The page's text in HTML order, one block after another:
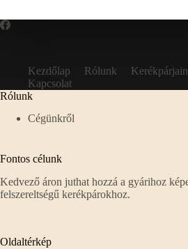
Kezdőlap Rólunk
Kapcsolat
Rólunk
Cégünkről
Fontos célunk
Kedvező áron juthat hozzá a gyárihoz
felszereltségű kerékpárokhoz.
Oldaltérkép